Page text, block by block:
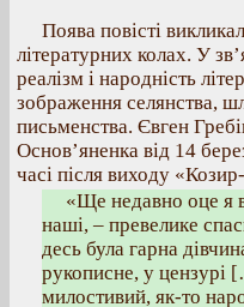
Поява повісті
літературних колах. У
реалізм і народність
зображення селянства,
письменства. Євген
Основ’яненка від 14
часі після виходу
«Ще недавно оце я
наші, – превелике
десь була гарна
рукописне, у
милостивий, як-то